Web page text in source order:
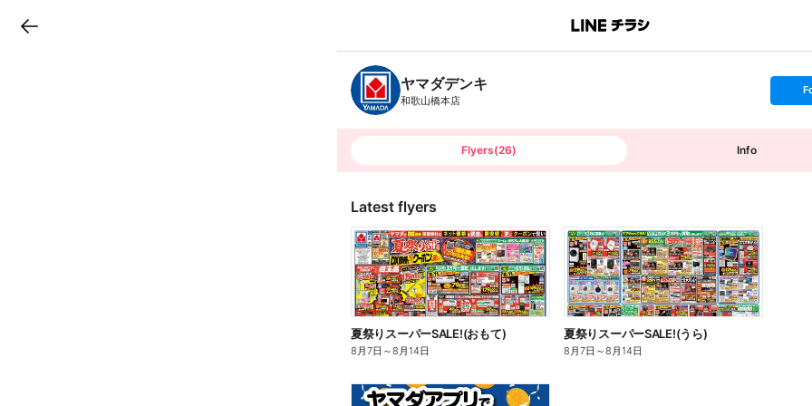
B
n
c
h
T
ヤマダデンキ
和歌山橋本店
s
t
o
Flyers(26) Info
Latest flyers
夏祭りスーパーSALE!(おもて)
8月7日 ～8月14日
夏祭りスーパーSALE!(うら)
8月7日 ～8月14日